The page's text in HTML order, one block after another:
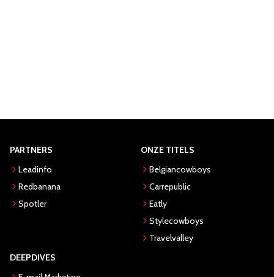
PARTNERS
Leadinfo
Redbanana
Spotler
ONZE TITELS
Belgiancowboys
Carrepublic
Eatly
Stylecowboys
Travelvalley
DEEPDIVES